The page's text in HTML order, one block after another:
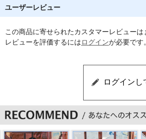
ユーザーレビュー
この商品に寄せられたカスタマーレビューは
レビューを評価するにはログインが必要です。